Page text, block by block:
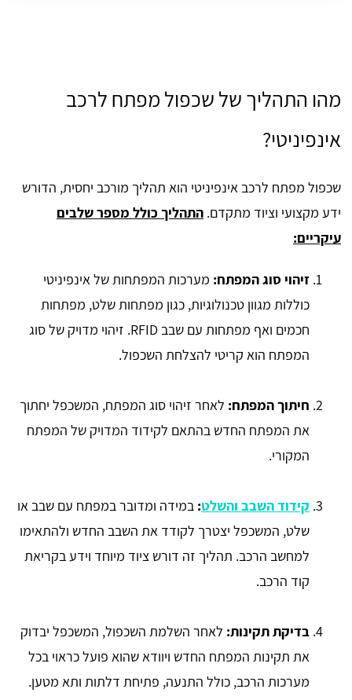
מהו התהליך של שכפול מפתח לרכב
אינפיניטי?
שכפול מפתח לרכב אינפיניטי הוא תהליך מורכב יחסית, הדורש
ידע מקצועי וציוד מתקדם. התהליך כולל מספר שלבים
עיקריים:
זיהוי סוג המפתח: מערכות המפתחות של אינפיניטי
כוללות מגוון טכנולוגיות, כגון מפתחות שלט, מפתחות
חכמים ואף מפתחות עם שבב RFID. זיהוי מדויק של סוג
המפתח הוא קריטי להצלחת השכפול.
חיתוך המפתח: לאחר זיהוי סוג המפתח, המשכפל יחתוך
את המפתח החדש בהתאם לקידוד המדויק של המפתח
המקורי.
קידוד השבב והשלט: במידה ומדובר במפתח עם שבב או
שלט, המשכפל יצטרך לקודד את השבב החדש ולהתאימו
למחשב הרכב. תהליך זה דורש ציוד מיוחד וידע בקריאת
קוד הרכב.
בדיקת תקינות: לאחר השלמת השכפול, המשכפל יבדוק
את תקינות המפתח החדש ויוודא שהוא פועל כראוי בכל
מערכות הרכב, כולל התנעה, פתיחת דלתות ותא מטען.